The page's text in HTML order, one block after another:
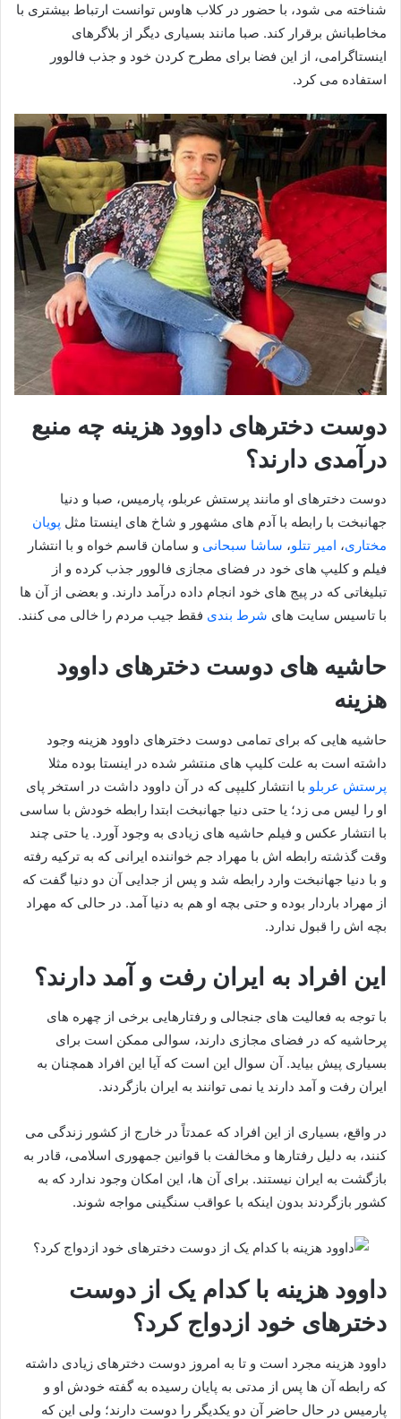
شناخته می‌ شود، با حضور در کلاب‌ هاوس توانست ارتباط بیشتری با
مخاطبانش برقرار کند. صبا مانند بسیاری دیگر از بلاگرهای
اینستاگرامی، از این فضا برای مطرح کردن خود و جذب فالوور
استفاده می‌ کرد.
دوست دخترهای داوود هزینه چه منبع
درآمدی دارند؟
دوست دخترهای او مانند پرستش عربلو، پارمیس، صبا و دنیا
جهانبخت با رابطه با آدم های مشهور و شاخ های اینستا مثل پویان
مختاری، امیر تتلو، ساشا سبحانی و سامان قاسم خواه و با انتشار
فیلم و کلیپ های خود در فضای مجازی فالوور جذب کرده و از
تبلیغاتی که در پیج های خود انجام داده درآمد دارند. و بعضی از آن ها
با تاسیس سایت های شرط بندی فقط جیب مردم را خالی می کنند.
حاشیه های دوست دخترهای داوود
هزینه
حاشیه هایی که برای تمامی دوست دخترهای داوود هزینه وجود
داشته است به علت کلیپ های منتشر شده در اینستا بوده مثلا
پرستش عربلو با انتشار کلیپی که در آن داوود داشت در استخر پای
او را لیس می زد؛ یا حتی دنیا جهانبخت ابتدا رابطه خودش با ساسی
با انتشار عکس و فیلم حاشیه های زیادی به وجود آورد. یا حتی چند
وقت گذشته رابطه اش با مهراد جم خواننده ایرانی که به ترکیه رفته
و با دنیا جهانبخت وارد رابطه شد و پس از جدایی آن دو دنیا گفت که
از مهراد باردار بوده و حتی بچه او هم به دنیا آمد. در حالی که مهراد
بچه اش را قبول ندارد.
این افراد به ایران رفت و آمد دارند؟
با توجه به فعالیت‌ های جنجالی و رفتارهایی برخی از چهره‌ های
پرحاشیه که در فضای مجازی دارند، سوالی ممکن است برای
بسیاری پیش بیاید. آن سوال این است که آیا این افراد همچنان به
ایران رفت و آمد دارند یا نمی توانند به ایران بازگردند.
در واقع، بسیاری از این افراد که عمدتاً در خارج از کشور زندگی می‌
کنند، به دلیل رفتارها و مخالفت با قوانین جمهوری اسلامی، قادر به
بازگشت به ایران نیستند. برای آن‌ ها، این امکان وجود ندارد که به
کشور بازگردند بدون اینکه با عواقب سنگینی مواجه شوند.
داوود هزینه با کدام یک از دوست
دخترهای خود ازدواج کرد؟
داوود هزینه مجرد است و تا به امروز دوست دخترهای زیادی داشته
که رابطه آن ها پس از مدتی به پایان رسیده به گفته خودش او و
پارمیس در حال حاضر آن دو یکدیگر را دوست دارند؛ ولی این که